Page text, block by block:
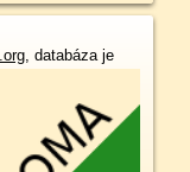
, databáza je